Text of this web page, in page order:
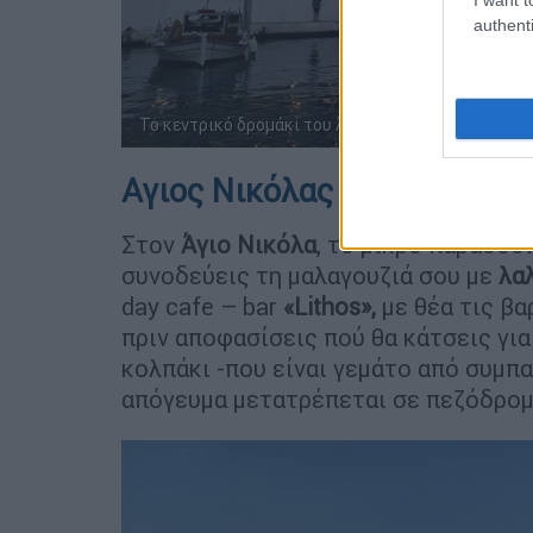
Το κεντρικό δρομάκι του Άγιου Νικόλα είναι
Αγιος Νικόλας Μεσσηνίας
Στον Άγιο Νικόλα, το μικρό
συνοδεύεις τη μαλαγουζιά σου με
day cafe – bar «Lithos», με θέα τις
πριν αποφασίσεις πού θα κάτσεις
κολπάκι -που είναι γεμάτο από
απόγευμα μετατρέπεται σε